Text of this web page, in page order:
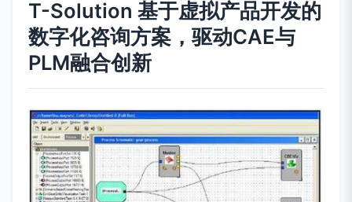
T-Solution 基于虚拟产品开发的
数字化咨询方案，驱动CAE与
PLM融合创新